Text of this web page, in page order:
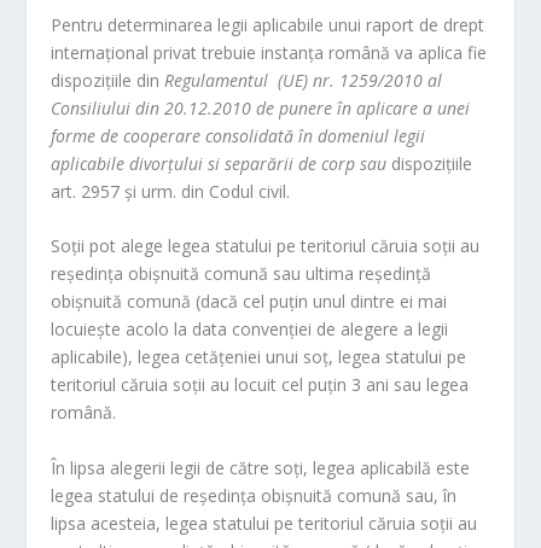
Pentru determinarea legii aplicabile unui raport de drept
internaţional privat trebuie instanţa română va aplica fie
dispoziţiile dinRegulamentul (UE) nr. 1259/2010 al
Consiliului din 20.12.2010 de punere în aplicare a unei
forme de cooperare consolidată în domeniul legii
aplicabile divorţului si separării de corp sau dispoziţiile
art. 2957 şi urm. din Codul civil.
Soţii pot alege legea statului pe teritoriul căruia soţii au
reşedinţa obişnuită comună sau ultima reşedinţă
obişnuită comună (dacă cel puţin unul dintre ei mai
locuieşte acolo la data convenţiei de alegere a legii
aplicabile), legea cetăţeniei unui soţ, legea statului pe
teritoriul căruia soţii au locuit cel puţin 3 ani sau legea
română.
În lipsa alegerii legii de către soţi, legea aplicabilă este
legea statului de reşedinţa obişnuită comună sau, în
lipsa acesteia, legea statului pe teritoriul căruia soţii au